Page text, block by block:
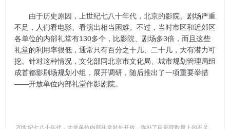
由于历史原因，上世纪七八十年代，北京的影院、剧场严重
不足，人们看电影、看演出相当困难。不过，当时市区和近郊区
各单位的内部礼堂有130多个，比影院、剧场多3倍，而且这些
礼堂的利用率很低，通常只有百分之十几、二十几，大有潜力可
挖。针对这种情况，文化部同北京市文化局、城市规划管理局组
成首都影剧场规划小组，展开调研，随后推出了一项重要举措
——开放单位内部礼堂作影剧院。
20世纪七八十年代，大批单位内部礼堂对外开放，弥补了电影院数量上的不足。